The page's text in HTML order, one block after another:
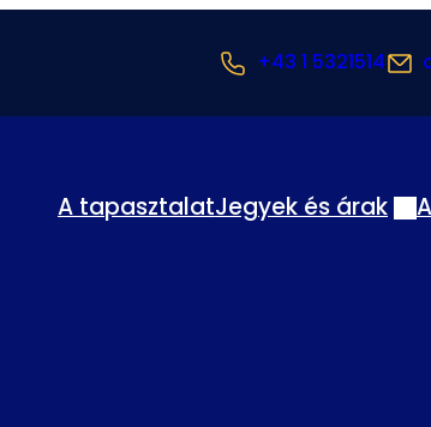
+43 1 5321514
A tapasztalatJegyek és árak